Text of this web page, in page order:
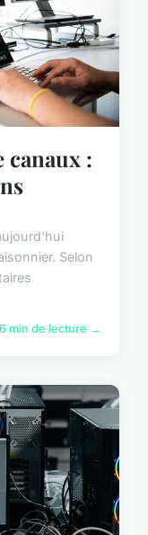
canaux :
Selon
6 min de lecture →